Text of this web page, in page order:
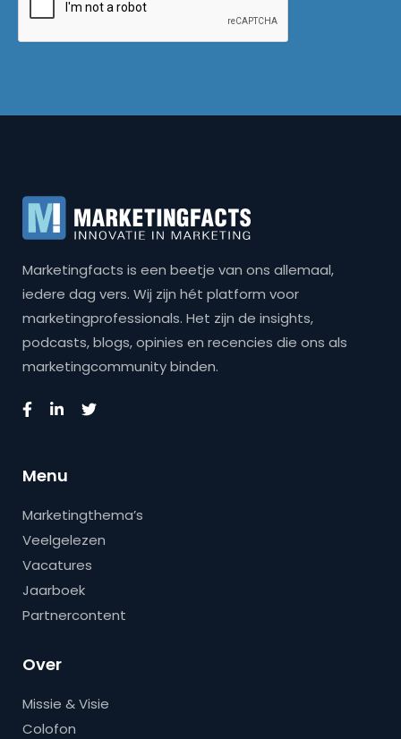
Marketingfacts is een beetje van ons allemaal,
iedere dag vers. Wij zijn hét platform voor
marketingprofessionals. Het zijn de insights,
podcasts, blogs, opinies en recencies die ons als
marketingcommunity binden.
Menu
Marketingthema’s
Veelgelezen
Vacatures
Jaarboek
Partnercontent
Over
Missie & Visie
Colofon